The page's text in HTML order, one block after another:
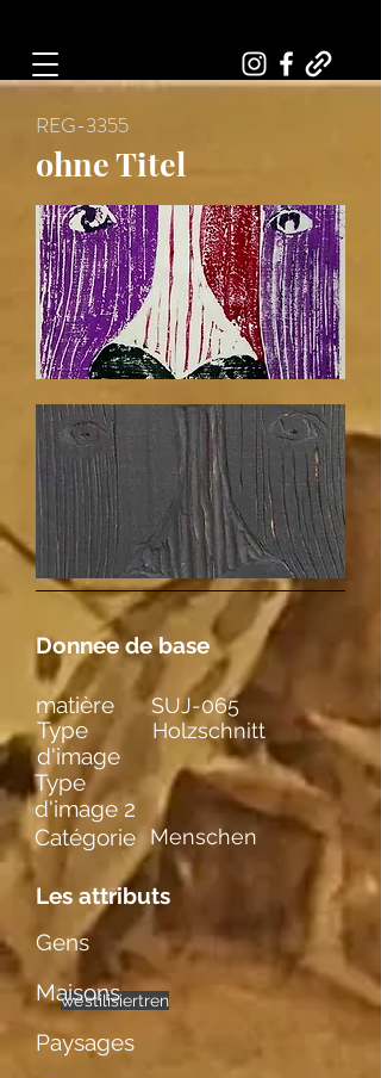
REG-3355
ohne Titel
Donnee de base
Type
d'image
Holzschnitt
Type
d'image 2
Catégorie
Menschen
Les attributs
Gens
einzelne
weibl. Figuren
stilisiert
Maisons
Paysages
matière SUJ-065